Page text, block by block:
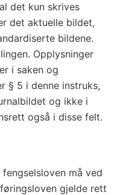
det kun skrives
det aktuelle bildet,
bildene.
Opplysninger
i saken og
§ 5 i denne instruks,
og ikke i
også i disse felt.
må ved
gjelde rett